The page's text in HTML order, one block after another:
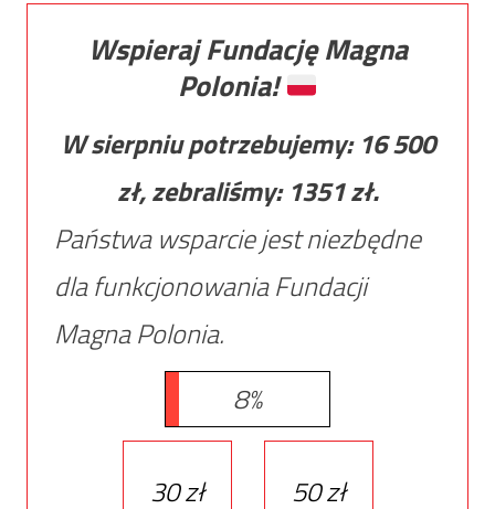
Wspieraj Fundację Magna
Polonia!
W sierpniu potrzebujemy: 16 500
zł, zebraliśmy: 1351zł.
Państwa wsparcie jest niezbędne
dla funkcjonowania Fundacji
Magna Polonia.
8%
30 zł 50 zł